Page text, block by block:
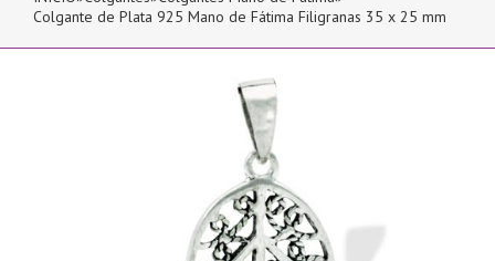
Colgante de Plata 925 Mano de Fátima Filigranas 35 x 25 mm